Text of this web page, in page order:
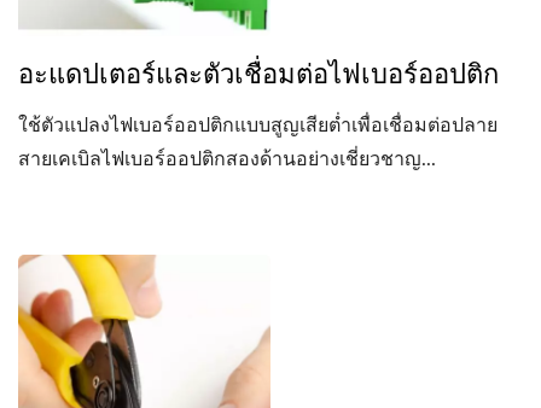
อะแดปเตอร์และตัวเชื่อมต่อไฟเบอร์ออปติก
ใช้ตัวแปลงไฟเบอร์ออปติกแบบสูญเสียต่ำเพื่อเชื่อมต่อปลาย
สายเคเบิลไฟเบอร์ออปติกสองด้านอย่างเชี่ยวชาญ...